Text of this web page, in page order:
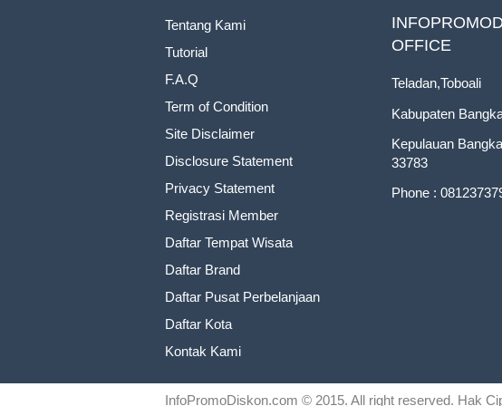
Tentang Kami
Tutorial
F.A.Q
Term of Condition
Site Disclaimer
Disclosure Statement
Privacy Statement
Registrasi Member
Daftar Tempat Wisata
Daftar Brand
Daftar Pusat Perbelanjaan
Daftar Kota
Kontak Kami
OFFICE
Teladan,Toboali
Kabupaten
Kepulauan
33783
Phone :
InfoPromoDiskon.com © 2015. All right reserved. Hak